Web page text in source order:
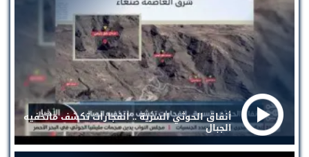
أنفاق الحوثي السرية .. انفجارات تكشف ماتخفيه
الجبال